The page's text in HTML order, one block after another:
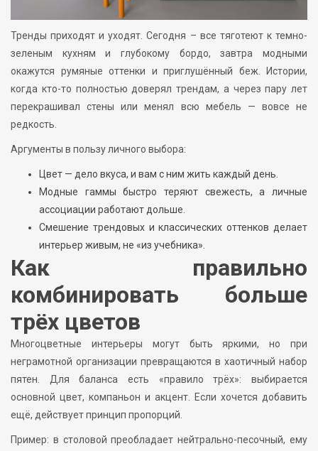
Тренды приходят и уходят. Сегодня – все тяготеют к темно-
зеленым кухням и глубокому бордо, завтра модными
окажутся румяные оттенки и приглушённый беж. Истории,
когда кто-то полностью доверял трендам, а через пару лет
перекрашивал стены или менял всю мебель — вовсе не
редкость.
Аргументы в пользу личного выбора:
Цвет — дело вкуса, и вам с ним жить каждый день.
Модные гаммы быстро теряют свежесть, а личные
ассоциации работают дольше.
Смешение трендовых и классических оттенков делает
интерьер живым, не «из учебника».
Как правильно
комбинировать больше
трёх цветов
Многоцветные интерьеры могут быть яркими, но при
неграмотной организации превращаются в хаотичный набор
пятен. Для баланса есть «правило трёх»: выбирается
основной цвет, компаньон и акцент. Если хочется добавить
ещё, действует принцип пропорций.
Пример: в столовой преобладает нейтрально-песочный, ему